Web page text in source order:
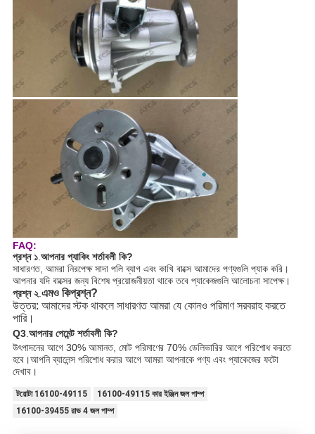
FAQ:
প্রশ্ন ১. আপনার প্যাকিং শর্তাবলী কি?
সাধারণত, আমরা নিরপেক্ষ সাদা পলি ব্যাগ এবং কাখি বাক্সে আমাদের পণ্যগুলি প্যাক করি।
আপনার যদি বাক্সের জন্য বিশেষ প্রয়োজনীয়তা থাকে তবে প্যাকেজগুলি আলোচনা সাপেক্ষ।
প্রশ্ন ২ এমও কিপ্রশ্ন?
উত্তর: আমাদের স্টক থাকলে সাধারণত আমরা যে কোনও পরিমাণ সরবরাহ করতে
পারি।
Q3. আপনার পেমেন্ট শর্তাবলী কি?
উৎপাদনের আগে 30% আমানত, মোট পরিমাণের 70% ডেলিভারির আগে পরিশোধ করতে
হবে।আপনি ব্যালেন্স পরিশোধ করার আগে আমরা আপনাকে পণ্য এবং প্যাকেজের ফটো
দেখাব।
টয়োটা 16100-49115
16100-49115 কার ইঞ্জিন জল পাম্প
16100-39455 রাভ 4 জল পাম্প